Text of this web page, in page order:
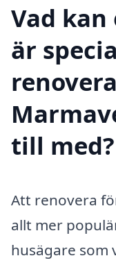
Vad
är
till med?
Att renovera
allt mer
husägare som